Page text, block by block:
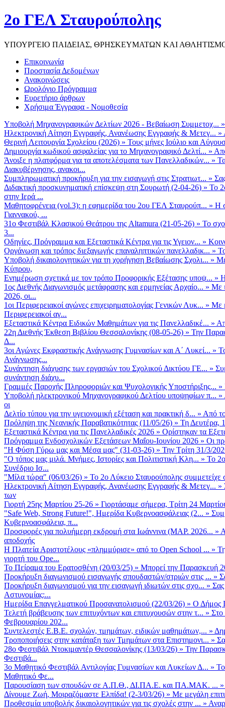
2ο ΓΕΛ Σταυρούπολης
ΥΠΟΥΡΓΕΙΟ ΠΑΙΔΕΙΑΣ, ΘΡΗΣΚΕΥΜΑΤΩΝ ΚΑΙ
Επικοινωνία
Προστασία Δεδομένων
Ανακοινώσεις
Ωρολόγιο Πρόγραμμα
Ευρετήριο άρθρων
Χρήσιμα Έγγραφα - Νομοθεσία
Υποβολή Μηχανογραφικών Δελτίων 2026 - Βεβαίωση Συμμετοχ...
Ηλεκτρονική Αίτηση Εγγραφής, Ανανέωσης Εγγραφής & Μετεγ... »
Θερινή Λειτουργία Σχολείου (2026) » Τους μήνες Ιούλιο και
Δημιουργία κωδικού ασφαλείας για το Μηχανογραφικό Δελτί... »
Άνοιξε η πλατφόρμα για τα αποτελέσματα των Πανελλαδικών... »
Διακυβέρνησης, ανακοι...
Συμπληρωματική προκήρυξη για την εισαγωγή στις Στρατιωτ... »
Διδακτική προσκυνηματική επίσκεψη στη Σουρωτή (2-04-26) » Το
στην Ιερά ...
Μαθητοφρένεια (vol.3): η εφημερίδα του 2ου ΓΕΛ Σταυρούπ... » Η
Γιαννακού, ...
31ο Φεστιβάλ Κλασικού Θεάτρου της Altamura (21-05-26) » Το
3...
Οδηγίες, Πρόγραμμα και Εξεταστικά Κέντρα για τις Υγειον... »
Οργάνωση και τρόπος διεξαγωγής επαναληπτικών πανελλαδικ... »
Υποβολή δικαιολογητικών για τη χορήγηση Βεβαίωσης Σχολι... »
Κύπρου,
Ενημέρωση σχετικά με τον τρόπο Προφορικής Εξέτασης υποψ... »
1ος Διεθνής Διαγωνισμός μετάφρασης και ερμηνείας Αρχαίο... » Με
2026, οι...
1οι Περιφερειακοί αγώνες επιχειρηματολογίας Γενικών Λυκ... » Με
Περιφερειακοί αγ...
Εξεταστικά Κέντρα Ειδικών Μαθημάτων για τις Πανελλαδικέ... »
22η Διεθνής Έκθεση Βιβλίου Θεσσαλονίκης (08-05-26) » Την
Δ...
3οι Αγώνες Εκφραστικής Ανάγνωσης Γυμνασίων και Α΄ Λυκεί... »
Ανάγνωσης...
Συνάντηση διάχυσης των εργασιών του Σχολικού Δικτύου ΓΕ... »
συνάντηση διάχυ...
Γραμμές Παροχής Πληροφοριών και Ψυχολογικής Υποστήριξης... »
Υποβολή ηλεκτρονικού Μηχανογραφικού Δελτίου υποψηφίων π... »
οι
Δελτίο τύπου για την υγειονομική εξέταση και πρακτική δ... » Από
Πρόληψη της Νεανικής Παραβατικότητας (11/05/26) » Τη Δευτέρα,
Εξεταστικά Κέντρα για τις Πανελλαδικές 2026 » Ορίστηκαν τα
Πρόγραμμα Ενδοσχολικών Εξετάσεων Μαΐου-Ιουνίου 2026 » Οι
"Η Φύση Γύρω μας και Μέσα μας" (31-03-26) » Την Τρίτη 31/3/
"Ο τόπος μας μιλά. Μνήμες, Ιστορίες και Πολιτιστική Κλη... » Το
Συνέδριο Ισ...
"Μίλα τώρα" (06/03/26) » Το 2ο Λύκειο Σταυρούπολης
Ηλεκτρονική Αίτηση Εγγραφής, Ανανέωσης Εγγραφής & Μετεγ... »
των
Γιορτή 25ης Μαρτίου 25-26 » Γιορτάσαμε σήμερα, Τρίτη 24
"Safe Web, Strong Future!", Ημερίδα Κυβερνοασφάλειας (2... »
Κυβερνοασφάλεια, π...
Προσφορές για πολυήμερη εκδρομή στα Ιωάννινα (ΜΑΡ. 2026... »
αποδοχής
Η Πλατεία Αριστοτέλους «πλημμύρισε» από το Open School ... »
γιορτή του Ope...
Το Πείραμα του Ερατοσθένη (20/03/25) » Μπορεί την Παρασκευή
Προκήρυξη διαγωνισμού εισαγωγής σπουδαστών/στριών στις ... »
Προκήρυξη διαγωνισμού για την εισαγωγή ιδιωτών στις σχο... » Σας
Αστυνομίας:...
Ημερίδα Επαγγελματικού Προσανατολισμού (22/03/26) » Ο Δήμος
Τελετή βράβευσης των επιτυχόντων και επιτυχουσών στην τ... » Στο
Φεβρουαρίου 202...
Συντελεστές Ε.Β.Ε. σχολών, τμημάτων, ειδικών μαθημάτων,... »
Τροποποιήσεις στην κατάταξη των Τμημάτων στα Επιστημονι... »
28ο Φεστιβάλ Ντοκιμαντέρ Θεσσαλονίκης (13/03/26) » Την
Φεστιβά...
3ο Μαθητικό Φεστιβάλ Αντιλογίας Γυμνασίων και Λυκείων Δ... »
Μαθητικό Φε...
Παρουσίαση των σπουδών σε Α.Π.Θ., ΔΙ.ΠΑ.Ε. και ΠΑ.ΜΑΚ. ...
Δίνουμε Ζωή, Μοιραζόμαστε Ελπίδα! (2-3/03/26) » Με μεγάλη
Προθεσμία υποβολής δικαιολογητικών για τις σχολές στην ... »